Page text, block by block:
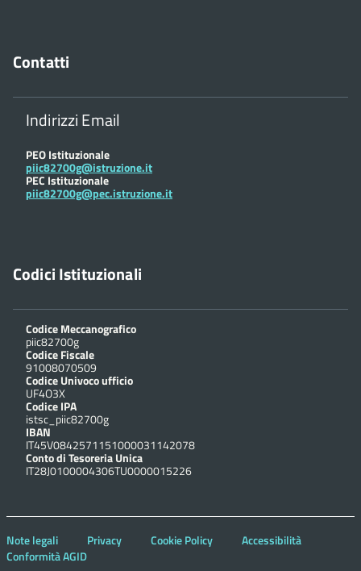
Contatti
Indirizzi Email
PEO Istituzionale
piic82700g@istruzione.it
PEC Istituzionale
piic82700g@pec.istruzione.it
Codici Istituzionali
Codice Meccanografico
piic82700g
Codice Fiscale
91008070509
Codice Univoco ufficio
UF4O3X
Codice IPA
istsc_piic82700g
IBAN
IT45V0842571151000031142078
Conto di Tesoreria Unica
IT28J0100004306TU0000015226
Note legali Privacy Cookie Policy
Accessibilità
Conformità AGID